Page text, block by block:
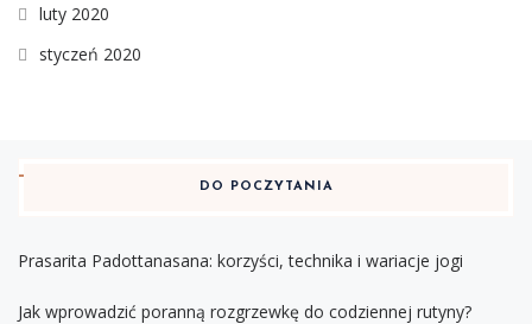
luty 2020
styczeń 2020
DO POCZYTANIA
Prasarita Padottanasana: korzyści, technika i wariacje jogi
Jak wprowadzić poranną rozgrzewkę do codziennej rutyny?